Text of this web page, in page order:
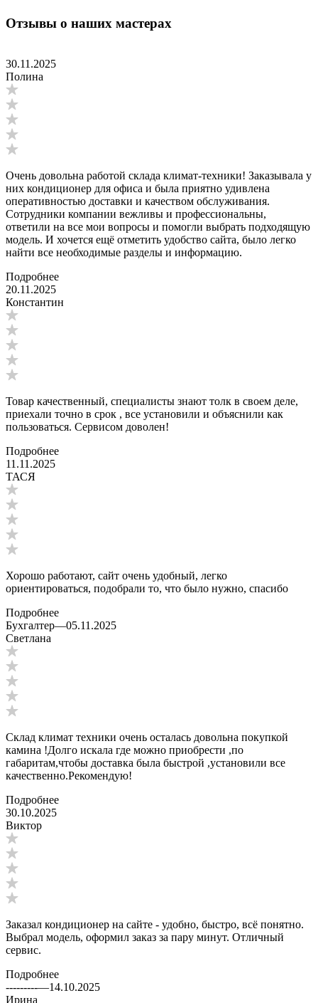
Отзывы о наших мастерах
30.11.2025
Полина
Очень довольна работой склада климат-техники! Заказывала у
них кондиционер для офиса и была приятно удивлена
оперативностью доставки и качеством обслуживания.
Сотрудники компании вежливы и профессиональны,
ответили на все мои вопросы и помогли выбрать подходящую
модель. И хочется ещё отметить удобство сайта, было легко
найти все необходимые разделы и информацию.
Подробнее
20.11.2025
Константин
Товар качественный, специалисты знают толк в своем деле,
приехали точно в срок , все установили и объяснили как
пользоваться. Сервисом доволен!
Подробнее
11.11.2025
ТАСЯ
Хорошо работают, сайт очень удобный, легко
ориентироваться, подобрали то, что было нужно, спасибо
Подробнее
Бухгалтер—05.11.2025
Светлана
Склад климат техники очень осталась довольна покупкой
камина !Долго искала где можно приобрести ,по
габаритам,чтобы доставка была быстрой ,установили все
качественно.Рекомендую!
Подробнее
30.10.2025
Виктор
Заказал кондиционер на сайте - удобно, быстро, всё понятно.
Выбрал модель, оформил заказ за пару минут. Отличный
сервис.
Подробнее
---------—14.10.2025
Ирина